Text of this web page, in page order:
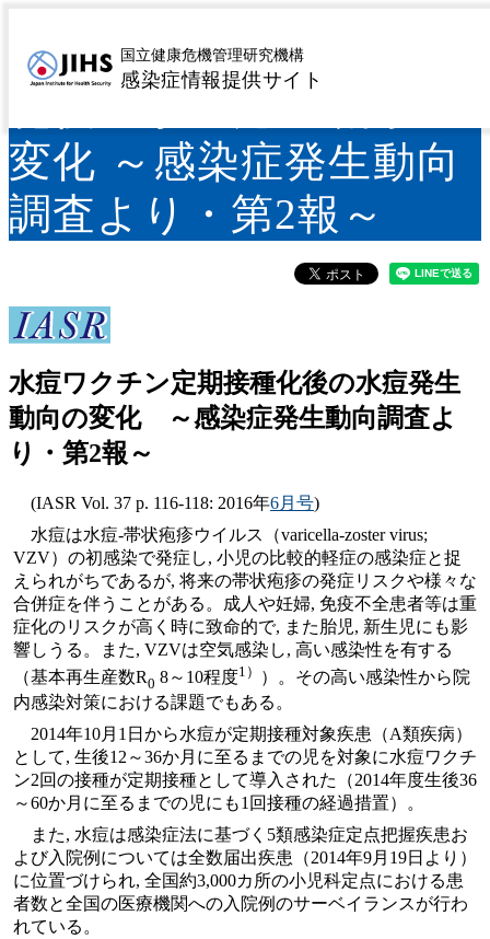
国立健康危機管理研究機構
感染症情報提供サイト
水痘ワクチン定期接種
変化 ～感染症発生動向
調査より・第2報～
水痘ワクチン定期接種化後の水痘発生
動向の変化 ～感染症発生動向調査よ
り・第2報～
(IASR Vol. 37 p. 116-118: 2016年6月号)
水痘は水痘-帯状疱疹ウイルス（varicella-zoster virus;
VZV）の初感染で発症し, 小児の比較的軽症の感染症と捉
えられがちであるが, 将来の帯状疱疹の発症リスクや様々な
合併症を伴うことがある。成人や妊婦, 免疫不全患者等は重
症化のリスクが高く時に致命的で, また胎児, 新生児にも影
響しうる。また, VZVは空気感染し, 高い感染性を有する
（基本再生産数R0 8～10程度1）
）。その高い感染性から院
内感染対策における課題でもある。
2014年10月1日から水痘が定期接種対象疾患（A類疾病）
として, 生後12～36か月に至るまでの児を対象に水痘ワクチ
ン2回の接種が定期接種として導入された（2014年度生後36
～60か月に至るまでの児にも1回接種の経過措置）。
また, 水痘は感染症法に基づく5類感染症定点把握疾患お
よび入院例については全数届出疾患（2014年9月19日より）
に位置づけられ, 全国約3,000カ所の小児科定点における患
者数と全国の医療機関への入院例のサーベイランスが行わ
れている。